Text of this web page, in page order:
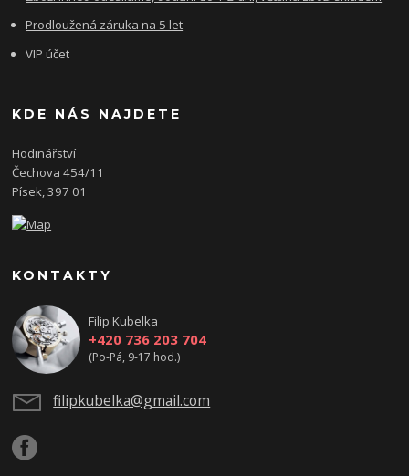
Prodloužená záruka na 5 let
VIP účet
KDE NÁS NAJDETE
Hodinářství
Čechova 454/11
Písek, 397 01
KONTAKTY
Filip Kubelka
+420 736 203 704
(Po-Pá, 9-17 hod.)
filipkubelka@gmail.com